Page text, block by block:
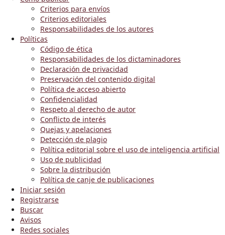
Criterios para envíos
Criterios editoriales
Responsabilidades de los autores
Políticas
Código de ética
Responsabilidades de los dictaminadores
Declaración de privacidad
Preservación del contenido digital
Política de acceso abierto
Confidencialidad
Respeto al derecho de autor
Conflicto de interés
Quejas y apelaciones
Detección de plagio
Política editorial sobre el uso de inteligencia artificial
Uso de publicidad
Sobre la distribución
Política de canje de publicaciones
Iniciar sesión
Registrarse
Buscar
Avisos
Redes sociales